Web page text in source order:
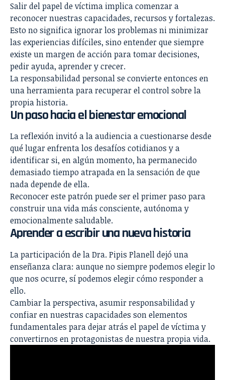
Salir del papel de víctima implica comenzar a
reconocer nuestras capacidades, recursos y fortalezas.
Esto no significa ignorar los problemas ni minimizar
las experiencias difíciles, sino entender que siempre
existe un margen de acción para tomar decisiones,
pedir ayuda, aprender y crecer.
La responsabilidad personal se convierte entonces en
una herramienta para recuperar el control sobre la
propia historia.
Un paso hacia el bienestar emocional
La reflexión invitó a la audiencia a cuestionarse desde
qué lugar enfrenta los desafíos cotidianos y a
identificar si, en algún momento, ha permanecido
demasiado tiempo atrapada en la sensación de que
nada depende de ella.
Reconocer este patrón puede ser el primer paso para
construir una vida más consciente, autónoma y
emocionalmente saludable.
Aprender a escribir una nueva historia
La participación de la Dra. Pipis Planell dejó una
enseñanza clara: aunque no siempre podemos elegir lo
que nos ocurre, sí podemos elegir cómo responder a
ello.
Cambiar la perspectiva, asumir responsabilidad y
confiar en nuestras capacidades son elementos
fundamentales para dejar atrás el papel de víctima y
convertirnos en protagonistas de nuestra propia vida.